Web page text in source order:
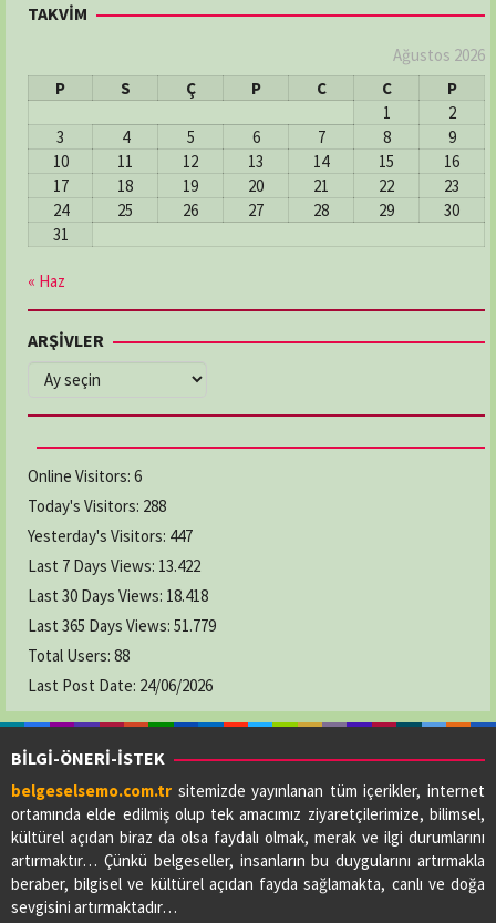
TAKVİM
Ağustos 2026
P
S Ç P C C
P
1
2
3
4 5 6 7 8
9
10
11 12 13 14 15
16
17
18 19 20 21 22
23
24
25 26 27 28 29
30
31
« Haz
ARŞİVLER
ARŞİVLER
Online Visitors: 6
Today's Visitors: 288
Yesterday's Visitors: 447
Last 7 Days Views: 13.422
Last 30 Days Views: 18.418
Last 365 Days Views: 51.779
Total Users: 88
Last Post Date: 24/06/2026
BİLGİ-ÖNERİ-İSTEK
belgeselsemo.com.tr sitemizde yayınlanan tüm içerikler, internet
ortamında elde edilmiş olup tek amacımız ziyaretçilerimize, bilimsel,
kültürel açıdan biraz da olsa faydalı olmak, merak ve ilgi durumlarını
artırmaktır… Çünkü belgeseller, insanların bu duygularını artırmakla
beraber, bilgisel ve kültürel açıdan fayda sağlamakta, canlı ve doğa
sevgisini artırmaktadır…